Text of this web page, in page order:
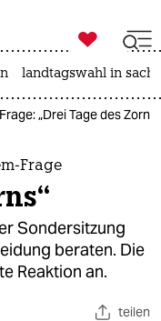

taz zahl ich
landtagswahl in
„Drei Tage des Zorns“
Frage
Sondersitzung
beraten. Die
Reaktion an.
teilen